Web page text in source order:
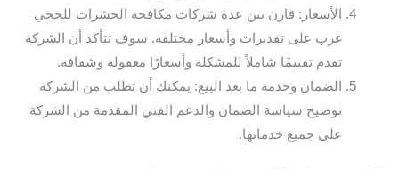
الأسعار: قارن بين عدة شركات مكافحة الحشرات للححي
غرب على تقديرات وأسعار مختلفة. سوف تتأكد أن الشركة
تقدم تقييمًا شاملاً للمشكلة وأسعارًا معقولة وشفافة.
الضمان وخدمة ما بعد البيع: يمكنك أن تطلب من الشركة
توضيح سياسة الضمان والدعم الفني المقدمة من الشركة
على جميع خدماتها.